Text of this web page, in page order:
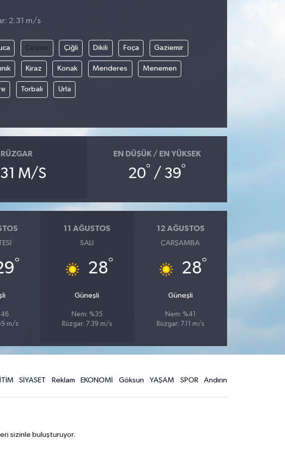
2.31 m/s
Çeşme Çiğli Dikili Foça Gaziemir
Kiraz Konak Menderes Menemen
Torbalı Urla
RÜZGAR
M/S
EN DÜŞÜK / EN YÜKSEK
20° / 39°
°
m/s
11 AĞUSTOS
SALI
28°
Güneşli
Nem: %35
Rüzgar: 7.39 m/s
12 AĞUSTOS
ÇARŞAMBA
28°
Güneşli
Nem: %41
Rüzgar: 7.11 m/s
SİYASET Reklam EKONOMİ Göksun YAŞAM SPOR Andırın
sizinle buluşturuyor.